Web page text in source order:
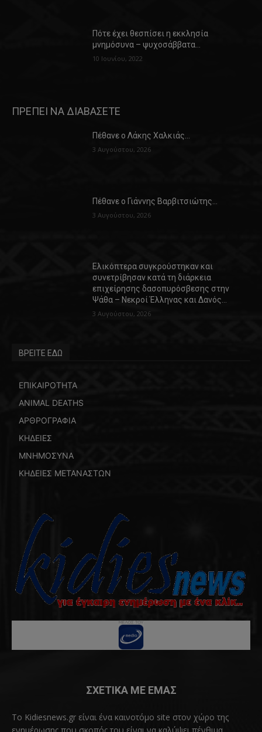
Πότε έχει θεσπίσει η εκκλησία
μνημόσυνα – ψυχοσάββατα…
10 Ιουνίου, 2022
ΠΡΕΠΕΙ ΝΑ ΔΙΑΒΑΣΕΤΕ
Πέθανε ο Λάκης Χαλκιάς…
3 Αυγούστου, 2026
Πέθανε ο Γιάννης Βαρβιτσιώτης…
3 Αυγούστου, 2026
Ελικόπτερα συγκρούστηκαν και
συνετρίβησαν κατά τη διάρκεια
επιχείρησης δασοπυρόσβεσης στην
Ψάθα – Νεκροί Έλληνας και Δανός…
3 Αυγούστου, 2026
ΒΡΕΙΤΕ ΕΔΩ
ΕΠΙΚΑΙΡΟΤΗΤΑ
ANIMAL DEATHS
ΑΡΘΡΟΓΡΑΦΙΑ
ΚΗΔΕΙΕΣ
ΜΝΗΜΟΣΥΝΑ
ΚΗΔΕΙΕΣ ΜΕΤΑΝΑΣΤΩΝ
ΣΧΕΤΙΚΑ ΜΕ ΕΜΑΣ
Το Kidiesnews.gr είναι ένα καινοτόμο site στον χώρο της